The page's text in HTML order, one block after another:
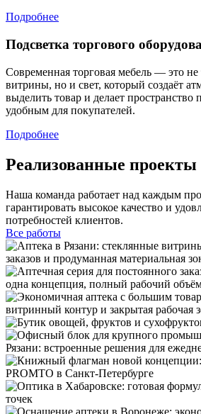
Подробнее
Подсветка торгового
Современная торговая мебель — это не
витрины, но и свет, который создаёт
выделить товар и делает пространство
удобным для покупателей.
Подробнее
Реализованные проекты
Наша команда работает над каждым
гарантировать высокое качество и
потребностей клиентов.
Все работы